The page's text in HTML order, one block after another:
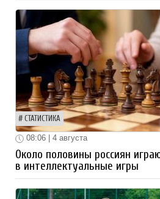
СТАТИСТИКА
08:06 | 4 августа
Около половины россиян
в интеллектуальные игры